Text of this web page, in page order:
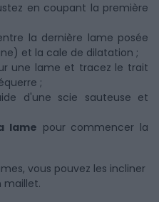
en coupant la première
la dernière lame posée
et la cale de dilatation ;
une lame et tracez le trait
;
d'une scie sauteuse et
lame pour commencer la
vous pouvez les incliner
maillet.